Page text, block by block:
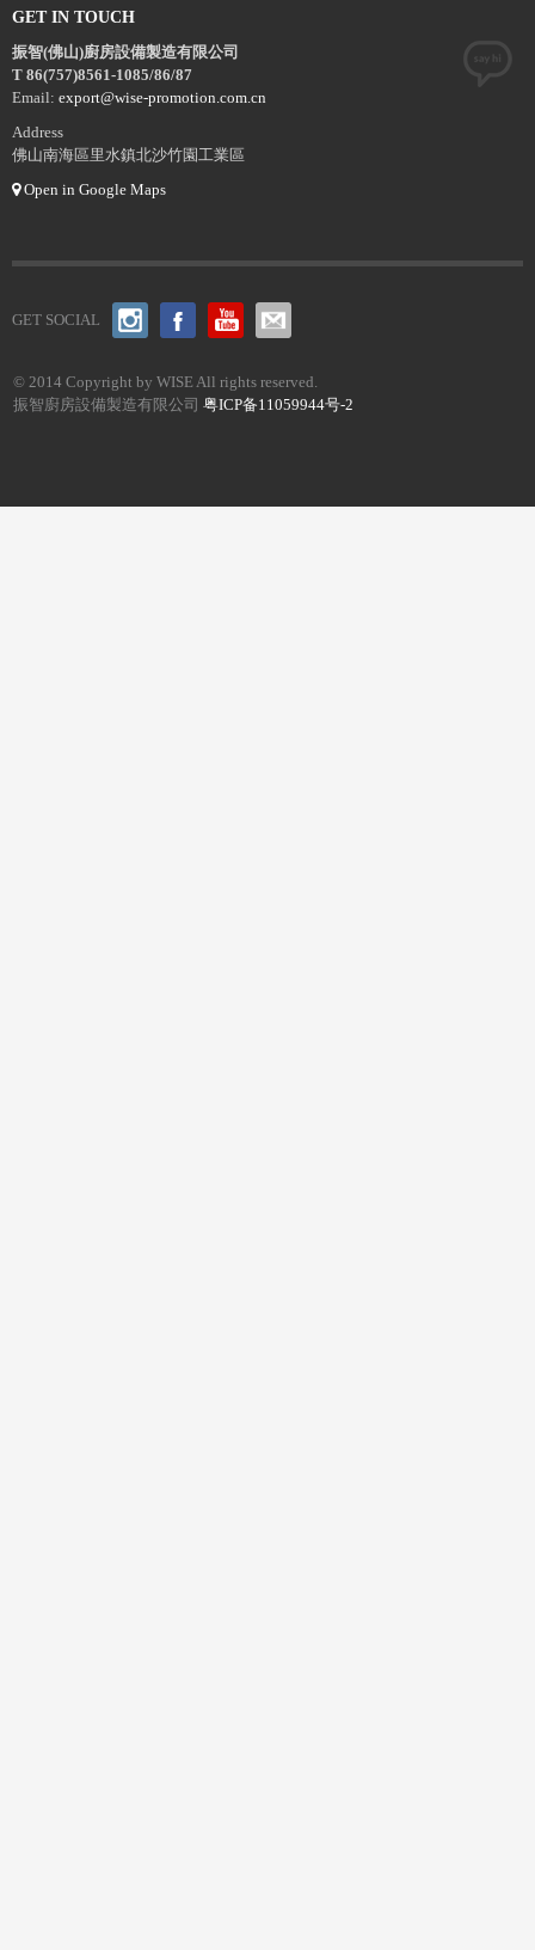
GET IN TOUCH
振智(佛山)廚房設備製造有限公司
T 86(757)8561-1085/86/87
Email: export@wise-promotion.com.cn
Address
佛山南海區里水鎮北沙竹園工業區
Open in Google Maps
GET SOCIAL
© 2014 Copyright by WISE All rights reserved.
振智廚房設備製造有限公司 粤ICP备11059944号-2